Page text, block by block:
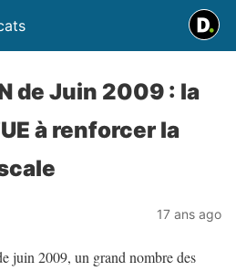
de Juin 2009 : la
à renforcer la
17 ans ago
juin 2009, un grand nombre des